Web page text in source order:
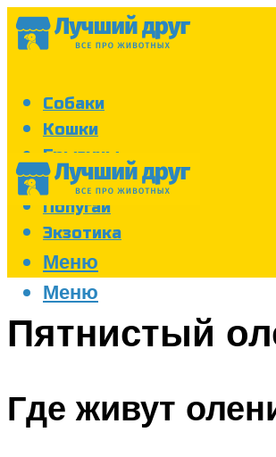
Собаки
Кошки
Грызуны
Аквариум
Попугаи
Экзотика
Меню
Меню
Пятнистый
Где живут